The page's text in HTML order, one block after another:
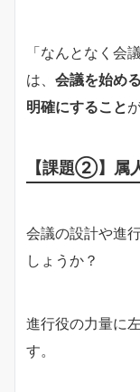
「なんとなく会
は、 会議を始め
明確にすること
【課題②】属
会議の設計や進
しょうか？
進行役の力量に
す。